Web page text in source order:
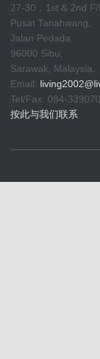
27-30，1st & 2nd F/
Pusat Tanahwang,
Jalan Pedada,
96000 Sibu,
Sarawak, Malaysia.
Email:
Tel/Fax: 084-339070
按此与我们联系